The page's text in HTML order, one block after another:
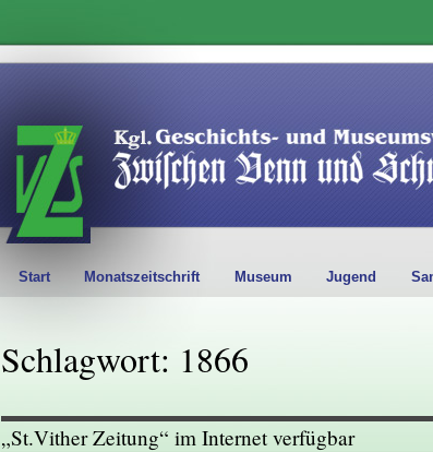
Start Monatszeitschrift Museum Jugend
Schlagwort: 1866
„St.Vither Zeitung“ im Internet verfügbar